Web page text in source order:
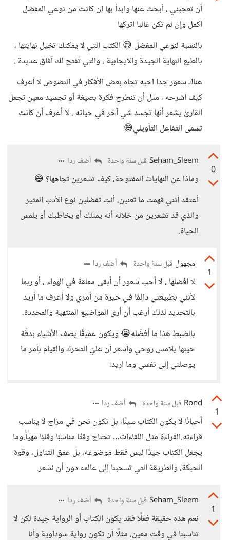
أن تعجبني ، أبحث عنها وابدأ بها إن كانت من نوعي المفضل
اكمل وإن لم تكن غالبا اتركها
بالنسبة لنوعي المفضل 😅 الكتب التي لا يمكنك تخيل نهايتها ،
بالطبع النهاية الجيدة والايجابية ، والتي تفتح لك آفاق عديدة .
هناك شعور جدا احبه تجاه بعض الأفكار في النصوص لا أعرف
كيف اشرحه ، مثل أن تنطرح فكرة بصيغة أو تجسيد معين تجعل
القارئ يشعر أنها تجسد شي آخر في حياته ، لا أعرف أن كانت
تسمى التفاعل التأويلي😅
0
Seham_Sleem قبل سنة واحدة أضف ردا
وماذا عن النهايات المفتوحة، كيف تشعرين تجاهها؟ 😅
أعتقد أنني فهمت ما تعنين، أنتِ تفضلين نوع الأدب المثير
والذي قد تشعرين من خلاله أنه يمثلك أو يخاطبك أو يلمس
الحياة.
1
مجهول قبل سنة واحدة أضف ردا
لا افضلها ، لا أحب شعور أن أبقى معلقة في الهواء ، أو ربما
لأنني بطبيعتي دائمًا في حيرة من أمري ولا أعرف ما أريد
بالتحديد لذلك أرغب أن أرى المواضيع المنتهية والمحددة.
بالضبط هذا ما أفضّله😭 ويكون عميقًا يصف الأشياء بدقّة
حينها يلامس روحي وأشعر أن عليّ التحرك والقيام بأمر ما
يوصلني إلى نفسي وما اريد!
1
Rond قبل سنة واحدة أضف ردا
أحيانًا لا يكون الكتاب سيئًا، بل نكون نحن في مزاج لا يناسب
قراءته.القراءة مثل اللقاءات… تحتاج وقتًا مناسبًا وقلبًا مهيأً.وما
يجعل الكتاب جيدًا ليس فقط موضوعه، بل عمق التناول، وقوة
الحبكة، والطريقة التي تسحبنا إلى عالمه دون أن نشعر.
1
Seham_Sleem قبل سنة واحدة أضف ردا
نعم هذه حقيقة فعلًا فقد يكون الكتاب أو الرواية جيدة لكن لا
تناسبنا في وقت معين، مثلًا أن تكون رواية سوداوية وأنا